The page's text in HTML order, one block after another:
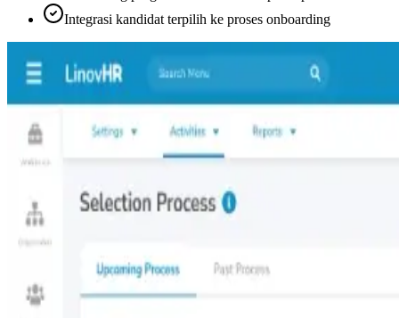
Integrasi kandidat terpilih ke proses onboarding